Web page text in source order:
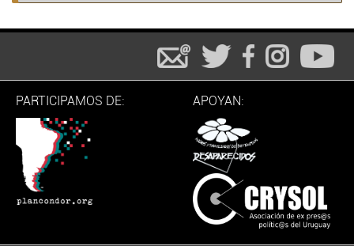
PARTICIPAMOS DE: APOYAN: